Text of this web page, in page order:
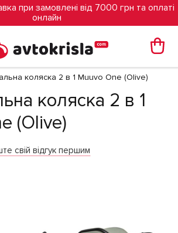
при замовлені від 7000 грн та оплаті
онлайн
коляска 2 в 1 Muuvo One (Olive)
коляска 2 в 1
(Olive)
свій відгук першим